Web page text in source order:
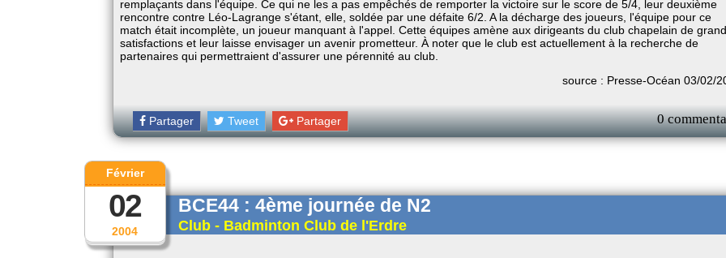
remplaçants dans l'équipe. Ce qui ne les a pas empêchés de remporter la victoire sur le score de 5/4, leur deuxième
rencontre contre Léo-Lagrange s'étant, elle, soldée par une défaite 6/2. A la décharge des joueurs, l'équipe pour ce
match était incomplète, un joueur manquant à l'appel. Cette équipes amène aux dirigeants du club chapelain de
satisfactions et leur laisse envisager un avenir prometteur. À noter que le club est actuellement à la recherche de
partenaires qui permettraient d'assurer une pérennité au club.
source : Presse-Océan 03/02/
Partager Tweet Partager 0
2004
Février
02 BCE44 : 4ème journée de N2
Club - Badminton Club de l'Erdre